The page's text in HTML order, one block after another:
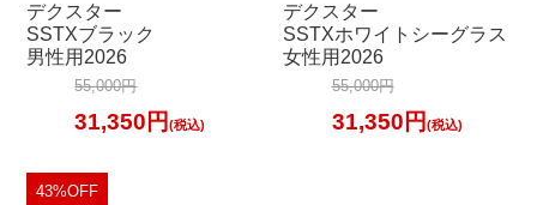
デクスター
SSTXブラック
男性用2026
55,000円
31,350円(税込)
デクスター
SSTXホワイトシーグラス
女性用2026
55,000円
31,350円 (税込)
43%OFF